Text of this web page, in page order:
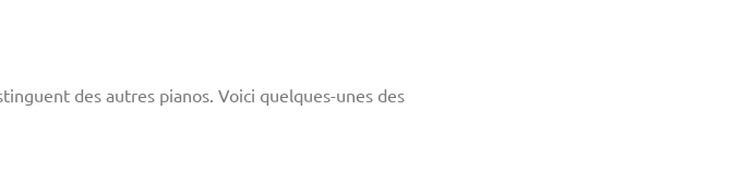
des autres pianos. Voici quelques-unes des